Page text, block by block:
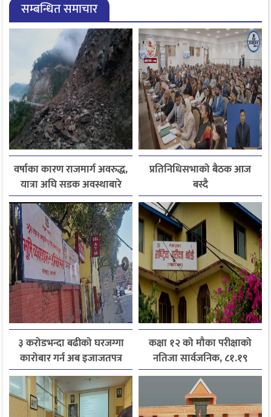
सम्बन्धित समाचार
वर्षाका कारण राजमार्ग अवरुद्ध,
यात्रा अघि सडक अवस्थाबारे
जानकारी लिन आग्रह
प्रतिनिधिसभाको बैठक आज
बस्दै
३ करोडभन्दा बढीको घरजग्गा
कारोबार गर्न अब इजाजतपत्र
अनिवार्य
कक्षा १२ को मौका परीक्षाको
नतिजा सार्वजनिक, ८१.१९
प्रतिशत विद्यार्थी उत्तीर्ण